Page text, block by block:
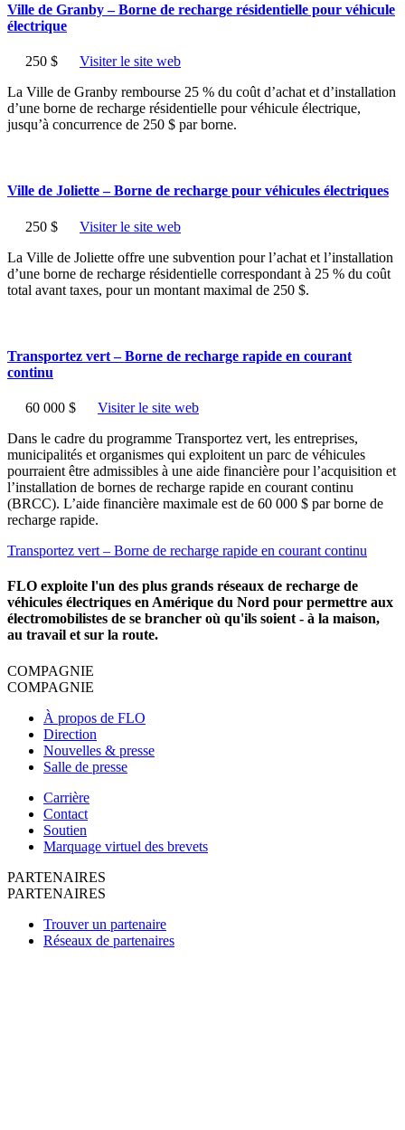
Ville de Granby – Borne de recharge résidentielle pour véhicule
électrique
250 $
Visiter le site web
La Ville de Granby rembourse 25 % du coût d’achat et d’installation
d’une borne de recharge résidentielle pour véhicule électrique,
jusqu’à concurrence de 250 $ par borne.
Ville de Joliette – Borne de recharge pour véhicules électriques
250 $
Visiter le site web
La Ville de Joliette offre une subvention pour l’achat et l’installation
d’une borne de recharge résidentielle correspondant à 25 % du coût
total avant taxes, pour un montant maximal de 250 $.
Transportez vert – Borne de recharge rapide en courant
continu
60 000 $
Visiter le site web
Dans le cadre du programme Transportez vert, les entreprises,
municipalités et organismes qui exploitent un parc de véhicules
pourraient être admissibles à une aide financière pour l’acquisition et
l’installation de bornes de recharge rapide en courant continu
(BRCC). L’aide financière maximale est de 60 000 $ par borne de
recharge rapide.
Transportez vert – Borne de recharge rapide en courant continu
FLO exploite l'un des plus grands réseaux de recharge de
véhicules électriques en Amérique du Nord pour permettre aux
électromobilistes de se brancher où qu'ils soient - à la maison,
au travail et sur la route.
COMPAGNIE
COMPAGNIE
À propos de FLO
Direction
Nouvelles & presse
Salle de presse
Carrière
Contact
Soutien
Marquage virtuel des brevets
PARTENAIRES
PARTENAIRES
Trouver un partenaire
Réseaux de partenaires